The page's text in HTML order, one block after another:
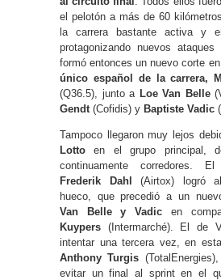
el pelotón a más de 60
la carrera bastante activa y
protagonizando nuevos
formó entonces un nuevo corte
único español de la carrera,
(Q36.5), junto a Loe Van Belle
Gendt(Cofidis) y Baptiste Vadic
Tampoco llegaron muy lejos
Lotto en el grupo principal,
continuamente corredores.
Frederik Dahl
(Airtox) logró
hueco, que precedió a un
Van Belle y Vadic en
Kuypers (Intermarché). El de
intentar una tercera vez, en
Anthony Turgis
evitar un final al sprint en el